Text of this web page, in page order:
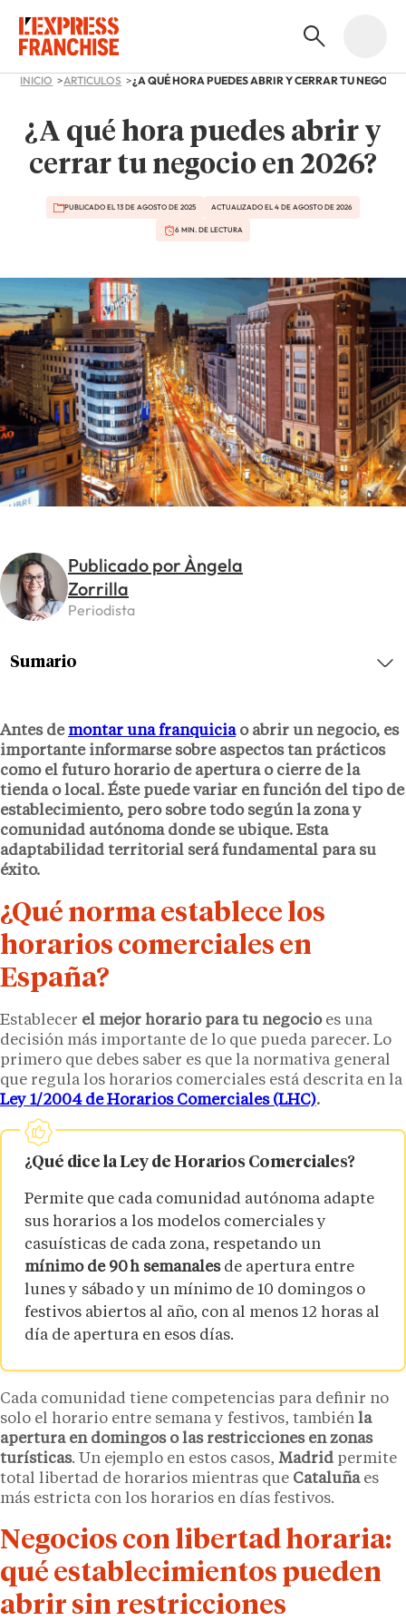
INICIO ARTICULOS
¿A qué hora puedes abrir y
cerrar tu negocio en 2026?
PUBLICADO EL 13 DE AGOSTO DE 2025 ACTUALIZADO EL 4 DE AGOSTO DE 2026
6 MIN. DE LECTURA
Publicado por Àngela
Zorrilla
Periodista
Antes demontar una franquiciao abrir un negocio, es
importante informarse sobre aspectos tan prácticos
como el futuro horario de apertura o cierre de la
tienda o local. Éste puede variar en función del tipo de
establecimiento, pero sobre todo según la zona y
comunidad autónoma donde se ubique. Esta
adaptabilidad territorial será fundamental para su
éxito.
¿Qué norma establece los
horarios comerciales en
España?
Establecer el mejor horario para tu negocioes una
decisión más importante de lo que pueda parecer. Lo
primero que debes saber es que la normativa general
que regula los horarios comerciales está descrita en la
Ley 1/2004 de Horarios Comerciales (LHC).
¿Qué dice la Ley de Horarios Comerciales?
Permite que cada comunidad autónoma adapte
sus horarios a los modelos comerciales y
casuísticas de cada zona, respetando un
mínimo de 90 h semanalesde apertura entre
lunes y sábado y un mínimo de 10 domingos o
festivos abiertos al año, con al menos 12 horas al
día de apertura en esos días.
Cada comunidad tiene competencias para definir no
solo el horario entre semana y festivos, también la
apertura en domingos o las restricciones en zonas
turísticas. Un ejemplo en estos casos, Madrid permite
total libertad de horarios mientras que Cataluñaes
más estricta con los horarios en días festivos.
Negocios con libertad horaria:
qué establecimientos pueden
abrir sin restricciones
Sumario